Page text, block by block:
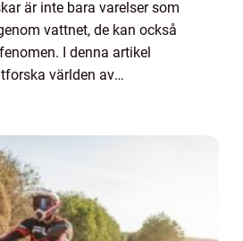
är inte bara varelser som
vattnet, de kan också
I denna artikel
världen av